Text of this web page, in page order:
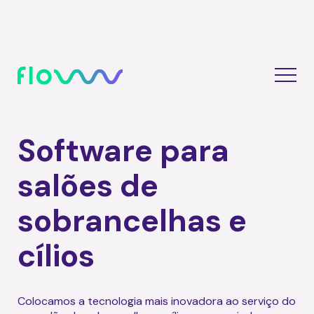
Software para
salões de
sobrancelhas e
cílios
Colocamos a tecnologia mais inovadora ao serviço do